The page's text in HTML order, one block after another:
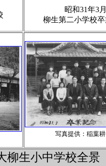
昭和31年3
柳生第二小学校
写真提供：稲葉
柳生小中学校全